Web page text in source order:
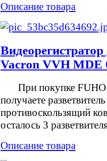
Описание товара
Vacron VVH MDE
При покупке FUHO
получаете
противоскользящий
осталось 3
Описание товара